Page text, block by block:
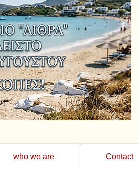
who we are Contact